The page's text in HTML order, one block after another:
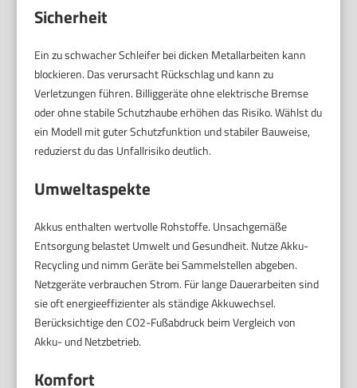
Sicherheit
Ein zu schwacher Schleifer bei dicken Metallarbeiten kann
blockieren. Das verursacht Rückschlag und kann zu
Verletzungen führen. Billiggeräte ohne elektrische Bremse
oder ohne stabile Schutzhaube erhöhen das Risiko. Wählst du
ein Modell mit guter Schutzfunktion und stabiler Bauweise,
reduzierst du das Unfallrisiko deutlich.
Umweltaspekte
Akkus enthalten wertvolle Rohstoffe. Unsachgemäße
Entsorgung belastet Umwelt und Gesundheit. Nutze Akku-
Recycling und nimm Geräte bei Sammelstellen abgeben.
Netzgeräte verbrauchen Strom. Für lange Dauerarbeiten sind
sie oft energieeffizienter als ständige Akkuwechsel.
Berücksichtige den CO2-Fußabdruck beim Vergleich von
Akku- und Netzbetrieb.
Komfort